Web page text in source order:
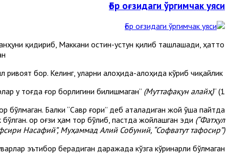
Ғор оғзидаги ўргимчак уяси
қидириб, Маккани остин-устун қилиб ташлашади, ҳатто
1) “Изқуварлар у тоғда ғор борлигини билишмаган”
(Муттафақун алайҳ)
бўлмаган. Балки “Савр ғори” деб аталадиган жой ўша пайтда
Ғор оғзи ҳам тор бўлиб, пастда жойлашган эди (“Фатҳул
Насафий”, Муҳаммад Алий Собуний, “Софватут тафосир”).
эътибор берадиган даражада кўзга кўринарли бўлмаган.